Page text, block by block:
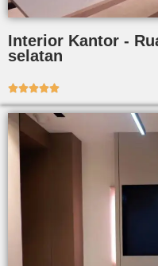
Interior Kantor -
selatan
